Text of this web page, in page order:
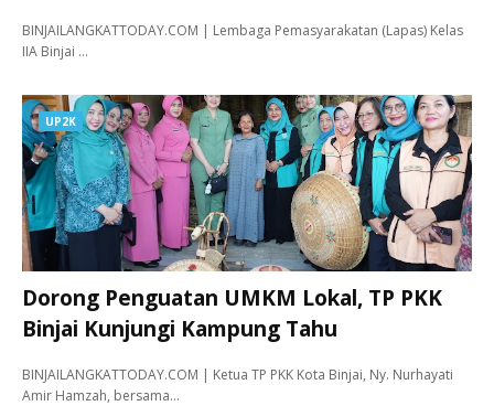
BINJAILANGKATTODAY.COM | Lembaga Pemasyarakatan (Lapas) Kelas
IIA Binjai …
UP2K
Dorong Penguatan UMKM Lokal, TP PKK
Binjai Kunjungi Kampung Tahu
BINJAILANGKATTODAY.COM | Ketua TP PKK Kota Binjai, Ny. Nurhayati
Amir Hamzah, bersama…